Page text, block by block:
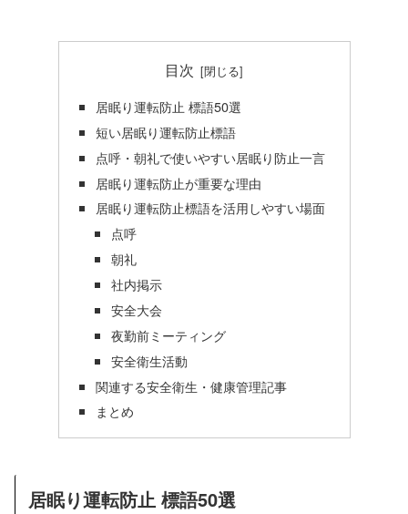
目次
居眠り運転防止 標語50選
短い居眠り運転防止標語
点呼・朝礼で使いやすい居眠り防止一言
居眠り運転防止が重要な理由
居眠り運転防止標語を活用しやすい場面
点呼
朝礼
社内掲示
安全大会
夜勤前ミーティング
安全衛生活動
関連する安全衛生・健康管理記事
まとめ
居眠り運転防止 標語50選